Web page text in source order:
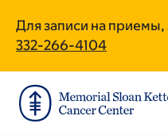
main
content
footer
Для записи на
332-266-4104